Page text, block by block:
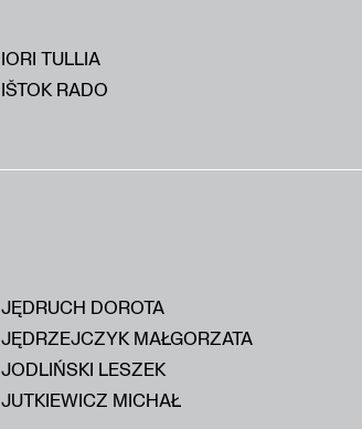
IORI TULLIA
IŠTOK RADO
JĘDRUCH DOROTA
JĘDRZEJCZYK MAŁGORZATA
JODLIŃSKI LESZEK
JUTKIEWICZ MICHAŁ